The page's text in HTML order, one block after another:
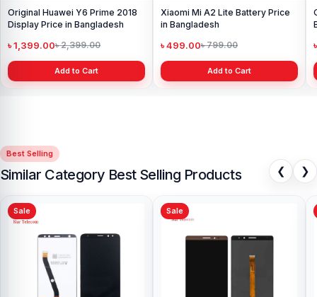
Original Huawei Y6 Prime 2018
Display Price in Bangladesh
৳ 1,399.00৳ 2,399.00
Add to Cart
Xiaomi Mi A2 Lite Battery Price
in Bangladesh
৳ 499.00৳ 799.00
Add to Cart
Best Selling
Similar Category Best Selling Products ❮ ❯
Sale Sale